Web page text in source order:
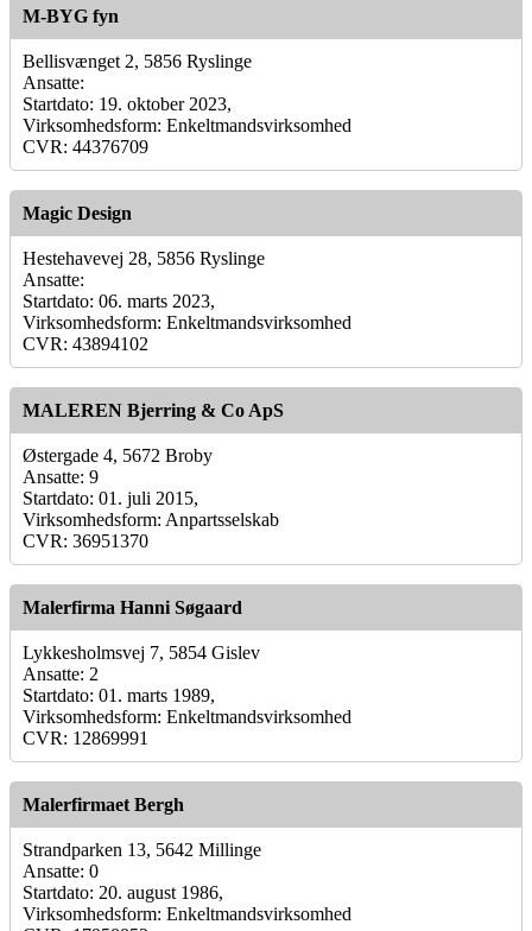
M-BYG fyn
Bellisvænget 2, 5856 Ryslinge
Ansatte:
Startdato: 19. oktober 2023,
Virksomhedsform: Enkeltmandsvirksomhed
CVR: 44376709
Magic Design
Hestehavevej 28, 5856 Ryslinge
Ansatte:
Startdato: 06. marts 2023,
Virksomhedsform: Enkeltmandsvirksomhed
CVR: 43894102
MALEREN Bjerring & Co ApS
Østergade 4, 5672 Broby
Ansatte: 9
Startdato: 01. juli 2015,
Virksomhedsform: Anpartsselskab
CVR: 36951370
Malerfirma Hanni Søgaard
Lykkesholmsvej 7, 5854 Gislev
Ansatte: 2
Startdato: 01. marts 1989,
Virksomhedsform: Enkeltmandsvirksomhed
CVR: 12869991
Malerfirmaet Bergh
Strandparken 13, 5642 Millinge
Ansatte: 0
Startdato: 20. august 1986,
Virksomhedsform: Enkeltmandsvirksomhed